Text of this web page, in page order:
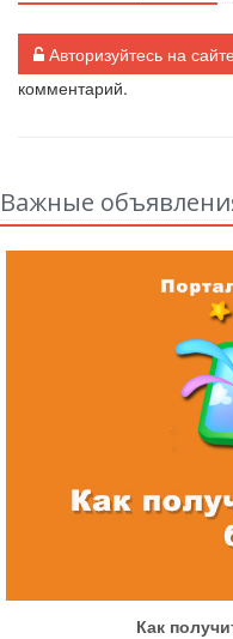
Авторизуйтесь на сайте
комментарий.
Важные
Как